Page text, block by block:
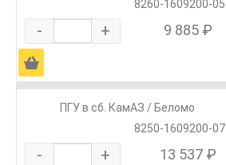
8260-1609200-05
- + 9 885 ₽
Ä
ПГУ в сб. КамАЗ / Беломо
8250-1609200-07
- + 13 537 ₽